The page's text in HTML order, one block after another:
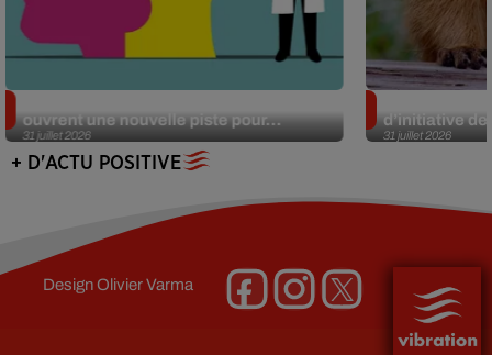
31 juillet 2026
ouvrent une nouvelle piste pour...
31 juillet 2026
d’initiative
+ D'ACTU POSITIVE
DesignOlivier Varma